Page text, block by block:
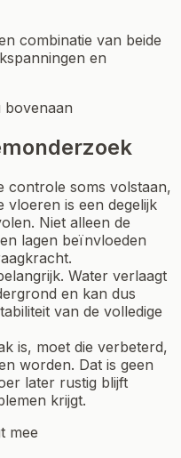
combinatie van beide
en
controle soms volstaan,
vloeren is een degelijk
Niet alleen de
lagen beïnvloeden
Water verlaagt
en kan dus
van de volledige
is, moet die verbeterd,
worden. Dat is geen
later rustig blijft
krijgt.
mee